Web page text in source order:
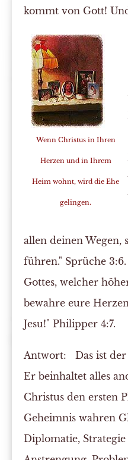
kommt von Gott!
Wenn Christus in Ihren
Herzen und in Ihrem
Heim wohnt, wird die Ehe
gelingen.
allen deinen
führen." Sprüche
Gottes, welcher
bewahre eure
Jesu!" Philipper 4:7.
Antwort: Das ist
Er beinhaltet alles
Christus den ersten
Geheimnis wahren
Diplomatie,